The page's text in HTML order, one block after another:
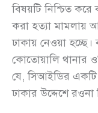
বিষয়টি নিশ্চিত
করা হত্যা মামলায়
ঢাকায় নেওয়া
কোতোয়ালি থানার
যে, সিআইডির একটি
ঢাকার উদ্দেশে রওনা